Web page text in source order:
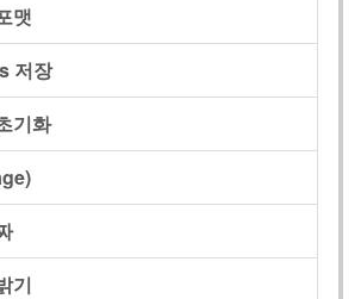
맷
저장
기화
기